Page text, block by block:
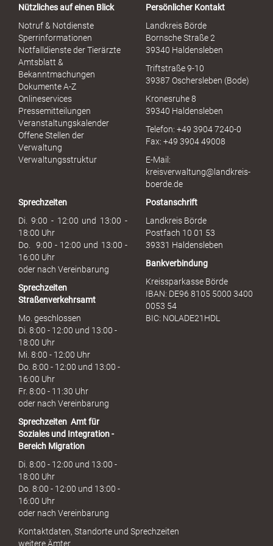
x
u
h
Nützliches auf einen Blick
Notruf & Notdienste
Sperrinformationen
Notfalldienste der Tierärzte
Amtsblatt &
Bekanntmachungen
Dokumente A-Z
Onlineservices
Pressemitteilungen
Veranstaltungskalender
Offene Stellen der
Verwaltung
Verwaltungsstruktur
Persönlicher Kontakt
Landkreis Börde
Bornsche Straße 2
39340 Haldensleben
Triftstraße 9-10
39387 Oschersleben (Bode)
Kronesruhe 8
39340 Haldensleben
Telefon: +49 3904 7240-0
Fax: +49 3904 49008
E-Mail:
kreisverwaltung@landkreis-
boerde.de
Sprechzeiten
Di. 9:00 - 12:00 und 13:00 -
18:00 Uhr
Do. 9:00 - 12:00 und 13:00 -
16:00 Uhr
oder nach Vereinbarung
Sprechzeiten
Straßenverkehrsamt
Mo. geschlossen
Di. 8:00 - 12:00 und 13:00 -
18:00 Uhr
Mi. 8:00 - 12:00 Uhr
Do. 8:00 - 12:00 und 13:00 -
16:00 Uhr
Fr. 8:00 - 11:30 Uhr
oder nach Vereinbarung
Sprechzeiten Amt für
Soziales und Integration -
Bereich Migration
Di. 8:00 - 12:00 und 13:00 -
18:00 Uhr
Do. 8:00 - 12:00 und 13:00 -
16:00 Uhr
oder nach Vereinbarung
Postanschrift
Landkreis Börde
Postfach 10 01 53
39331 Haldensleben
Bankverbindung
Kreissparkasse Börde
IBAN: DE96 8105 5000 3400
0053 54
BIC: NOLADE21HDL
Kontaktdaten, Standorte und Sprechzeiten
weitere Ämter